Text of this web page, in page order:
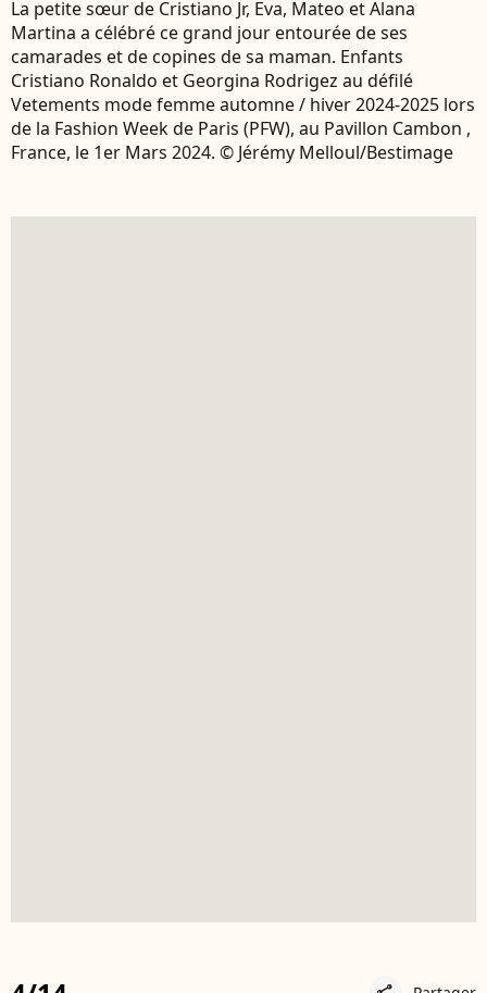
La petite sœur de Cristiano Jr, Eva, Mateo et Alana
Martina a célébré ce grand jour entourée de ses
camarades et de copines de sa maman. Enfants
Cristiano Ronaldo et Georgina Rodrigez au défilé
Vetements mode femme automne / hiver 2024-2025 lors
de la Fashion Week de Paris (PFW), au Pavillon Cambon ,
France, le 1er Mars 2024. © Jérémy Melloul/Bestimage